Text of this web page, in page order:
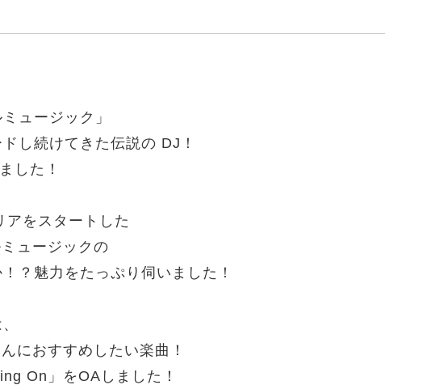
ュージック 」
し続けてきた伝説の DJ！
した！
アをスタートした
ュージックの
？ 魅力をたっぷり伺いました！
におすすめしたい楽曲！
On 」をOAしました！